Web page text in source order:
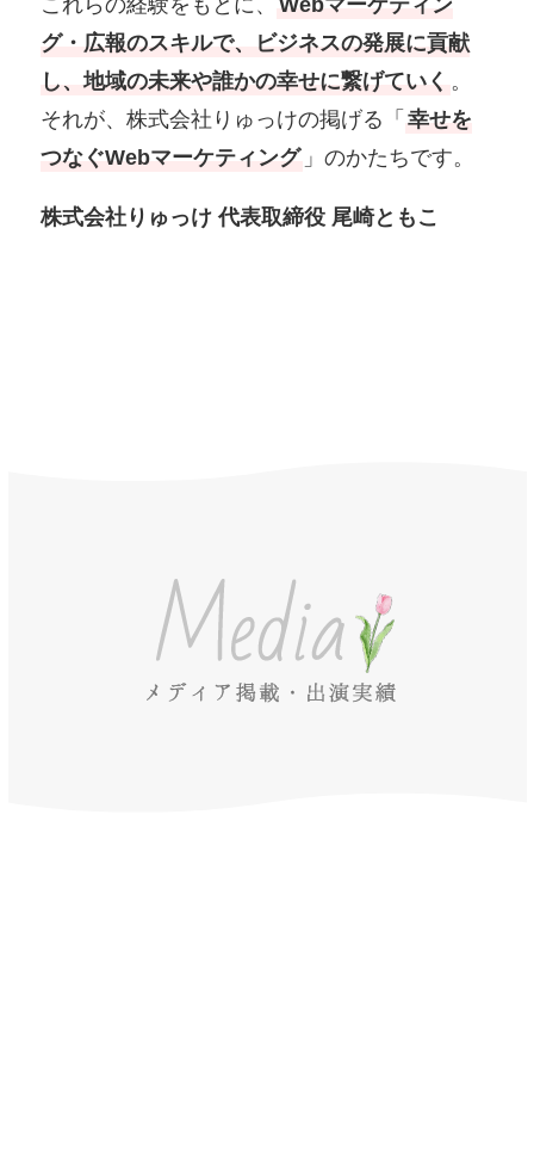
これらの経験をもとに、 Webマーケティン
グ・広報のスキルで、ビジネスの発展に貢献
し、地域の未来や誰かの幸せに繋げていく 。
それが、株式会社りゅっけの掲げる「 幸せを
つなぐWebマーケティング 」のかたちです。
株式会社りゅっけ 代表取締役 尾崎ともこ